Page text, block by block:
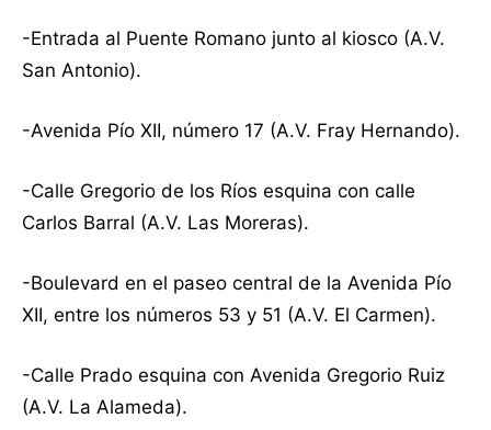
-Entrada al Puente Romano junto al kiosco (A.V.
San Antonio).
-Avenida Pío XII, número 17 (A.V. Fray Hernando).
-Calle Gregorio de los Ríos esquina con calle
Carlos Barral (A.V. Las Moreras).
-Boulevard en el paseo central de la Avenida Pío
XII, entre los números 53 y 51 (A.V. El Carmen).
-Calle Prado esquina con Avenida Gregorio Ruiz
(A.V. La Alameda).